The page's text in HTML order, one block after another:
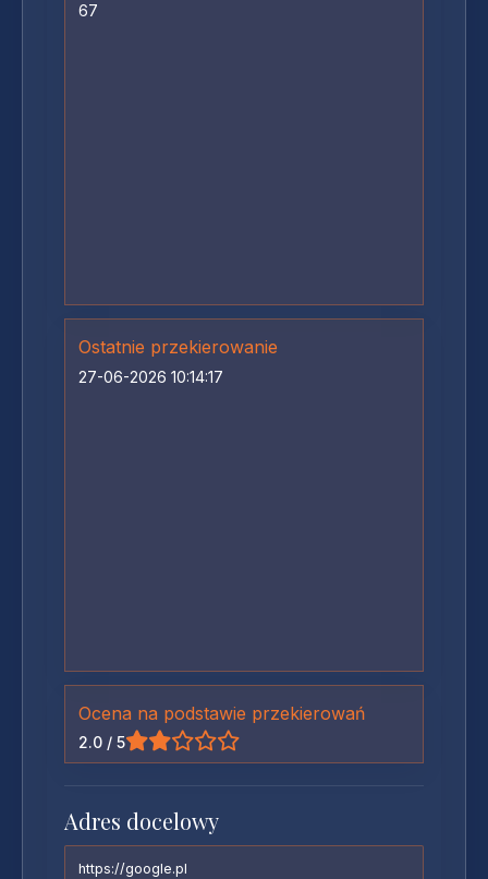
67
Ostatnie przekierowanie
27-06-2026 10:14:17
Ocena na podstawie przekierowań
2.0 / 5
Adres docelowy
https://google.pl